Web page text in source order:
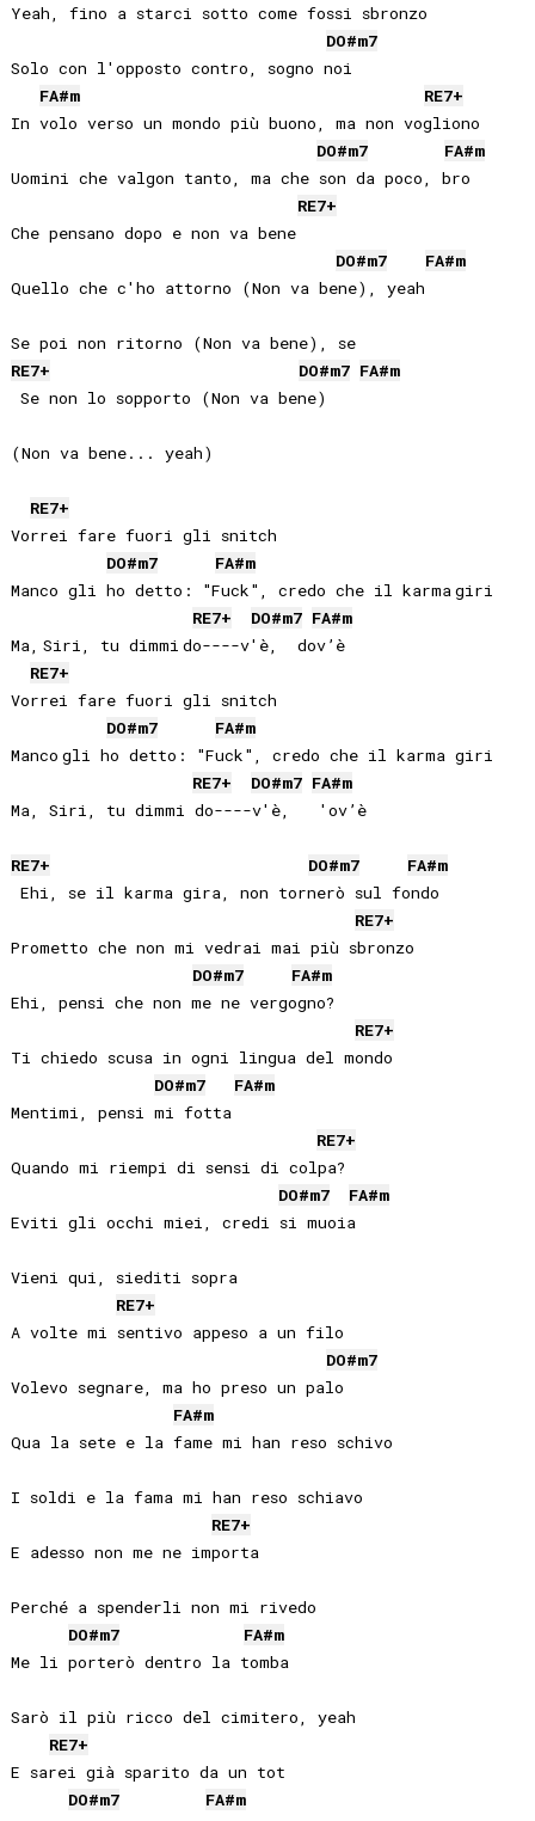
Yeah, fino a starci sotto come fossi sbronzo
DO#m7
Solo con l'opposto contro, sogno noi
FA#m RE7+
In volo verso un mondo più buono, ma non vogliono
DO#m7 FA#m
Uomini che valgon tanto, ma che son da poco, bro
RE7+
Che pensano dopo e non va bene
DO#m7 FA#m
Quello che c'ho attorno (Non va bene), yeah
Se poi non ritorno (Non va bеne), se
RE7+ DO#m7 FA#m
Se non lo sopporto (Non va bеne)
(Non va bene... yeah)
RE7+
Vorrei fare fuori gli snitch
DO#m7 FA#m
Manco gli ho detto: "Fuck", credo che il karma giri
RE7+ DO#m7 FA#m
Ma, Siri, tu dimmi do----v'è,  dov’è
RE7+
Vorrei fare fuori gli snitch
DO#m7 FA#m
Manco gli ho detto: "Fuck", credo che il karma giri
RE7+ DO#m7 FA#m
Ma, Siri, tu dimmi do----v'è,   'ov’è
RE7+ DO#m7 FA#m
Ehi, se il karma gira, non tornerò sul fondo
RE7+
Prometto che non mi vedrai mai più sbronzo
DO#m7 FA#m
Ehi, pensi che non me ne vergogno?
RE7+
Ti chiedo scusa in ogni lingua del mondo
DO#m7 FA#m
Mentimi, pensi mi fotta
RE7+
Quando mi riempi di sensi di colpa?
DO#m7 FA#m
Eviti gli occhi miei, credi si muoia
Vieni qui, siediti sopra
RE7+
A volte mi sentivo appeso a un filo
DO#m7
Volevo segnare, ma ho preso un palo
FA#m
Qua la sete e la fame mi han reso schivo
I soldi e la fama mi han reso schiavo
RE7+
E adesso non me ne importa
Perché a spenderli non mi rivedo
DO#m7 FA#m
Me li porterò dentro la tomba
Sarò il più ricco del cimitero, yeah
RE7+
E sarei già sparito da un tot
DO#m7 FA#m